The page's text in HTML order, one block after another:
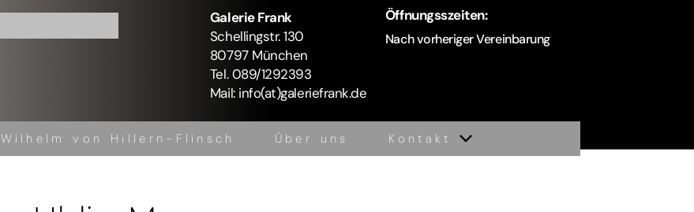
Galerie Frank
Schellingstr. 130
80797 München
Tel. 089/1292393
Mail: info(at)galeriefrank.de
Öffnungsszeiten:
Nach vorheriger Vereinbarung
Wilhelm von Hillern-Flinsch Über uns Kontakt